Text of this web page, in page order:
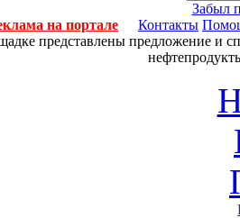
Забыл
на портале
Контакты
представлены предложение и